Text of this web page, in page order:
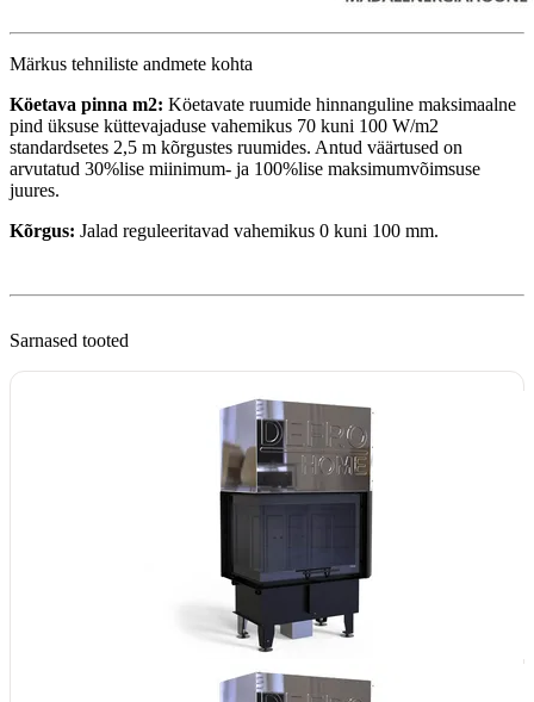
Märkus tehniliste andmete kohta
Köetava pinna m2: Köetavate ruumide hinnanguline maksimaalne
pind üksuse küttevajaduse vahemikus 70 kuni 100 W/m2
standardsetes 2,5 m kõrgustes ruumides. Antud väärtused on
arvutatud 30%lise miinimum- ja 100%lise maksimumvõimsuse
juures.
Kõrgus: Jalad reguleeritavad vahemikus 0 kuni 100 mm.
Sarnased tooted